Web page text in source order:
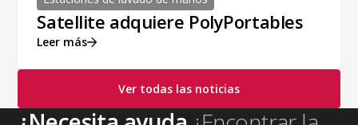
Satellite adquiere PolyPortables
Leer más
Ver todas las noticias